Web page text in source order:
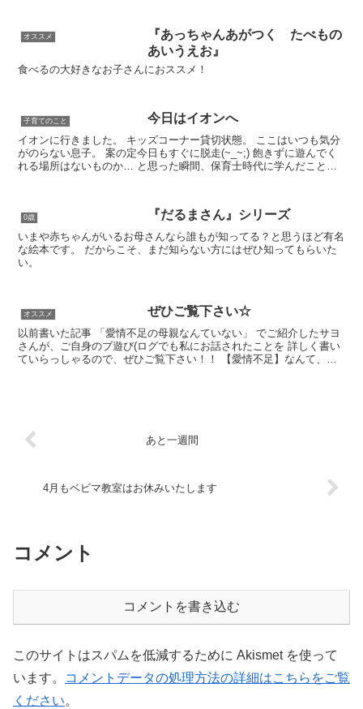
オススメ
『あっちゃんあがつく たべもの
あいうえお』
食べるの大好きなお子さんにおススメ！
子育てのこと 今日はイオンへ
イオンに行きました。 キッズコーナー貸切状態。 ここはいつも気分
がのらない息子。 案の定今日もすぐに脱走(~_~;) 飽きずに遊んでく
れる場所はないものか… と思った瞬間、保育士時代に学んだことを
0歳 『だるまさん』シリーズ
いまや赤ちゃんがいるお母さんなら誰もが知ってる？と思うほど有名
な絵本です。 だからこそ、まだ知らない方にはぜひ知ってもらいた
い。
オススメ ぜひご覧下さい☆
以前書いた記事 「愛情不足の母親なんていない」 でご紹介したサヨ
さんが、ご自身のブ遊び(ログでも私にお話されたことを 詳しく書い
ていらっしゃるので、ぜひご覧下さい！！ 【愛情不足】なんて、な
あと一週間
4月もベビマ教室はお休みいたします
コメント
コメントを書き込む
このサイトはスパムを低減するために Akismet を使って
います。
コメントデータの処理方法の詳細はこちらをご覧
ください。